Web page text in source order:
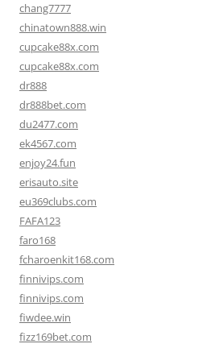
chang7777
chinatown888.win
cupcake88x.com
cupcake88x.com
dr888
dr888bet.com
du2477.com
ek4567.com
enjoy24.fun
erisauto.site
eu369clubs.com
FAFA123
faro168
fcharoenkit168.com
finnivips.com
finnivips.com
fiwdee.win
fizz169bet.com